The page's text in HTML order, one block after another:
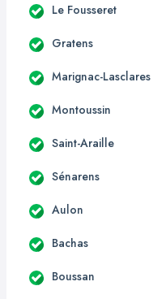
Le Fousseret
Gratens
Marignac-Lasclares
Montoussin
Saint-Araille
Sénarens
Aulon
Bachas
Boussan